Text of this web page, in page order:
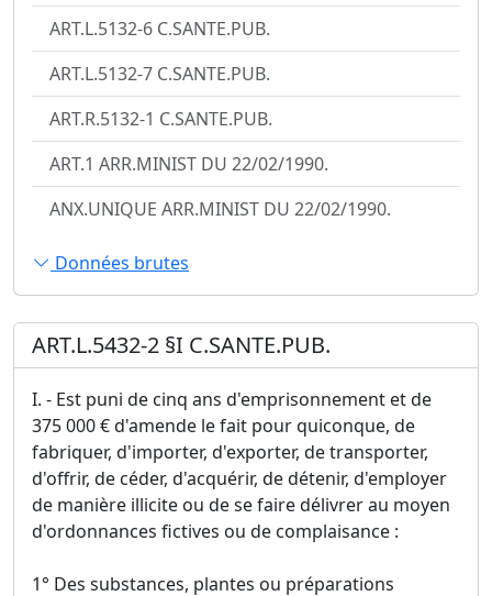
ART.L.5132-6 C.SANTE.PUB.
ART.L.5132-7 C.SANTE.PUB.
ART.R.5132-1 C.SANTE.PUB.
ART.1 ARR.MINIST DU 22/02/1990.
ANX.UNIQUE ARR.MINIST DU 22/02/1990.
Données brutes
ART.L.5432-2 §I C.SANTE.PUB.
I. - Est puni de cinq ans d'emprisonnement et de
375 000 € d'amende le fait pour quiconque, de
fabriquer, d'importer, d'exporter, de transporter,
d'offrir, de céder, d'acquérir, de détenir, d'employer
de manière illicite ou de se faire délivrer au moyen
d'ordonnances fictives ou de complaisance :
1° Des substances, plantes ou préparations